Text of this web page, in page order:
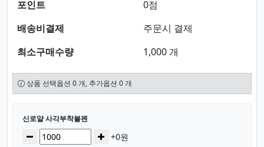
포인트
0점
배송비결제
주문시 결제
최소구매수량
1,000 개
상품 선택옵션 0 개, 추가옵션 0 개
선택된 옵션
신로얄 사각부착볼펜
수량감소 증가+0원